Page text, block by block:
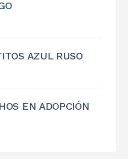
AZUL RUSO
EN ADOPCIÓN